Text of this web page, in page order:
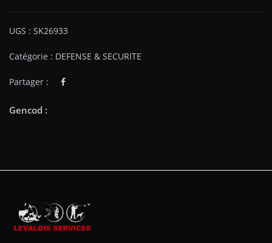
UGS : SK26933
Catégorie : DEFENSE & SECURITE
Partager :